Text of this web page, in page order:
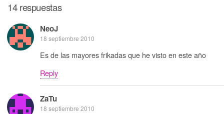
14 respuestas
NeoJ
18 septiembre 2010
Es de las mayores frikadas que he visto en este año
Reply
ZaTu
18 septiembre 2010